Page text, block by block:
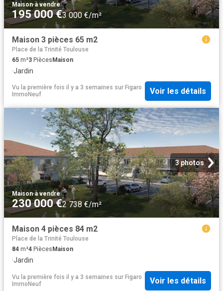
Maison·à vendre
195 000 €3 000 €/m²
Maison 3 pièces 65 m2
Place de la Trinité Toulouse
65 m²3 PiècesMaison
·Jardin
Vu la première fois il y a 3 semaines sur Figaro
ImmoNeuf
Voir les détails
3 photos
Maison·à vendre
230 000 €2 738 €/m²
Maison 4 pièces 84 m2
Place de la Trinité Toulouse
84 m²4 Pièces Maison
·Jardin
Vu la première fois il y a 3 semaines sur Figaro
ImmoNeuf
Voir les détails